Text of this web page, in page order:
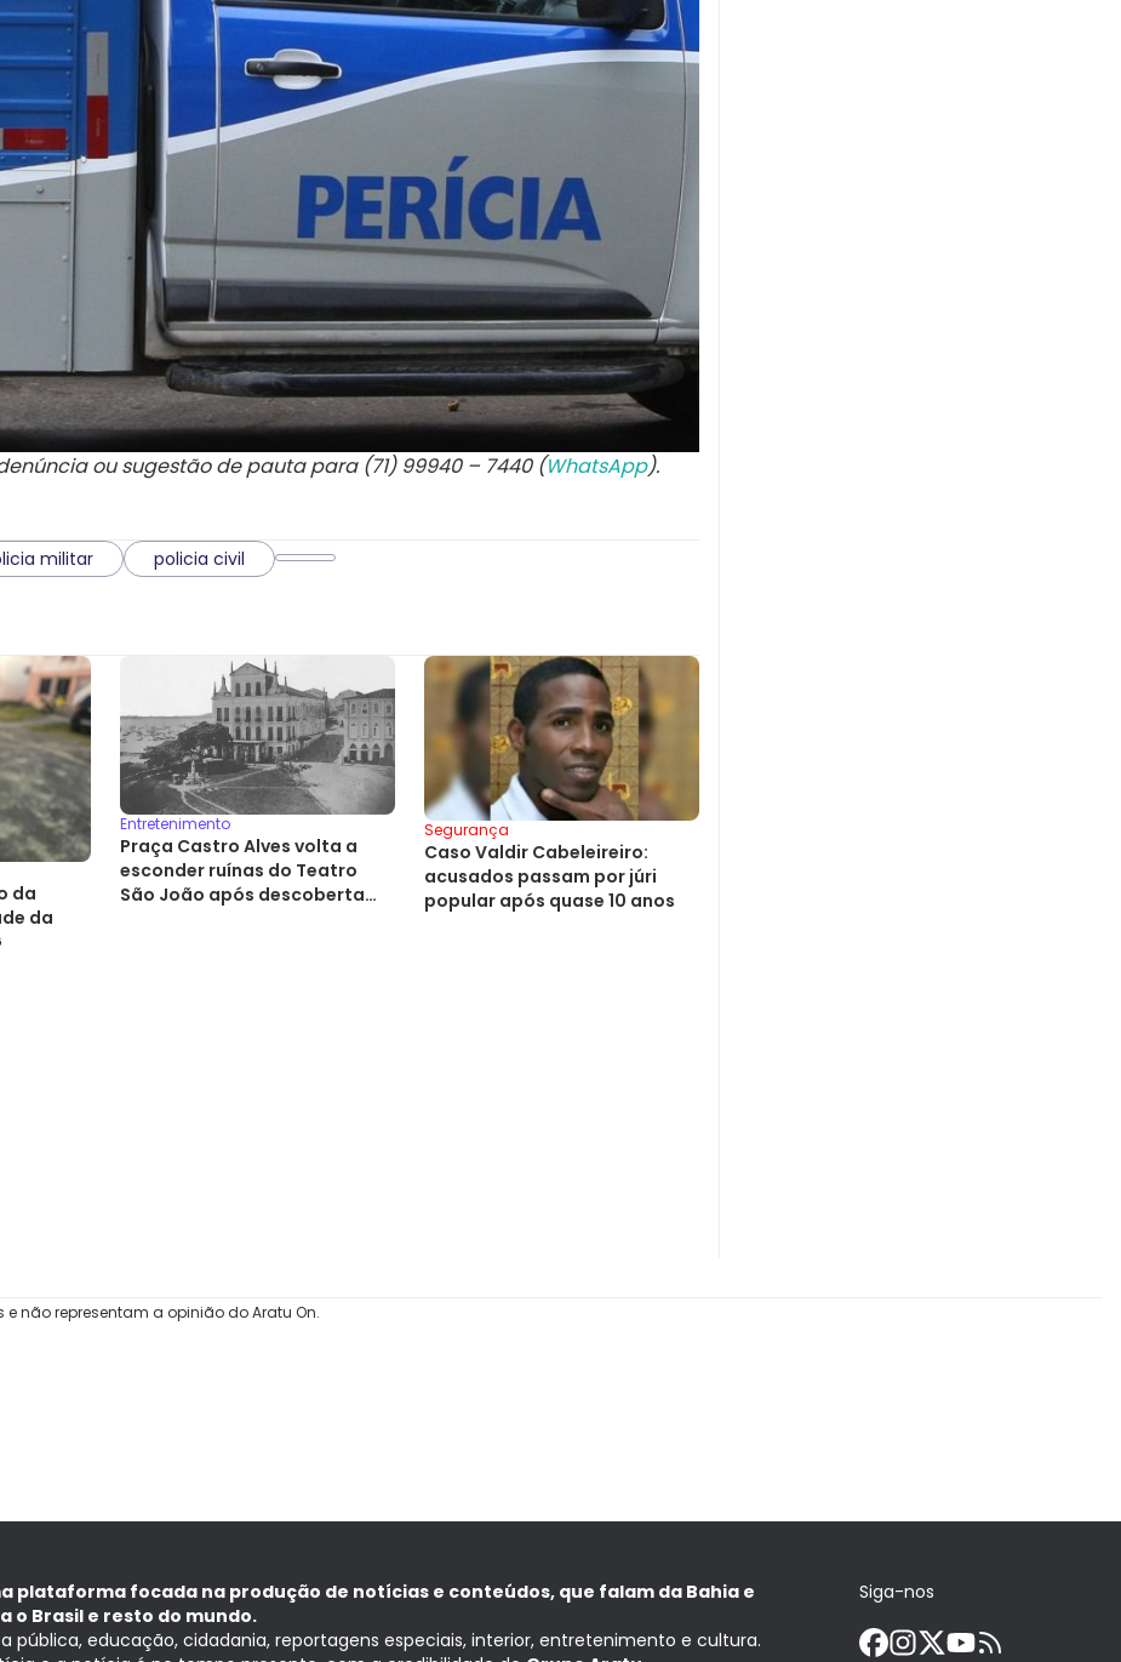
ou sugestão de pauta para (71) 99940 – 7440 (WhatsApp).
militar policia civil
da
da
Entretenimento
Praça Castro Alves volta a
esconder ruínas do Teatro
São João após descoberta
Segurança
Caso Valdir Cabeleireiro:
acusados passam por júri
popular após quase 10 anos
não representam a opinião do Aratu On.
plataforma focada na produção de notícias e conteúdos, que falam da Bahia e
o Brasil e resto do mundo.
pública, educação, cidadania, reportagens especiais, interior, entretenimento e cultura.
Siga-nos